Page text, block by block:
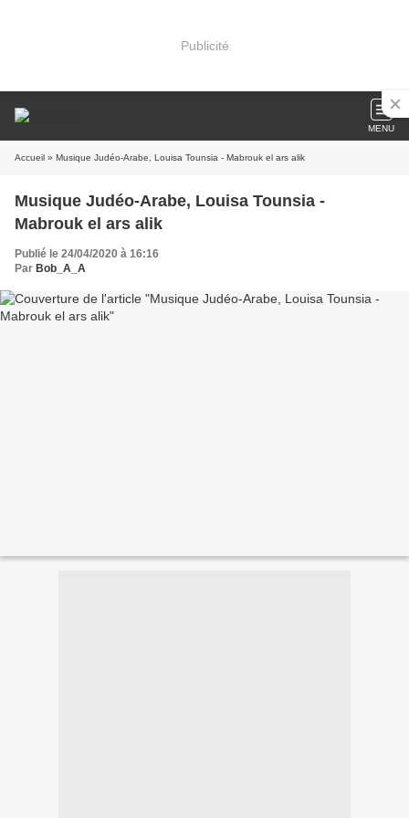
Publicité
MENU
Accueil » Musique Judéo-Arabe, Louisa Tounsia - Mabrouk el ars alik
Musique Judéo-Arabe, Louisa Tounsia -
Mabrouk el ars alik
Publié le 24/04/2020 à 16:16
Par Bob_A_A